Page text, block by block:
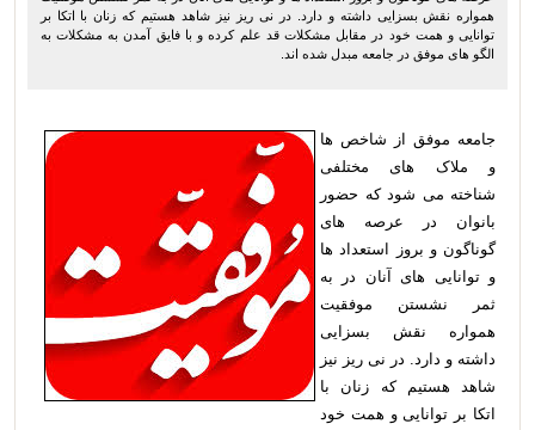
همواره نقش بسزایی داشته و دارد. در نی ریز نیز شاهد هستیم که زنان با اتکا بر
توانایی و همت خود در مقابل مشکلات قد علم کرده و با فایق آمدن به مشکلات به
الگو های موفق در جامعه مبدل شده اند.
جامعه موفق از شاخص ها
و ملاک های مختلفی
شناخته می شود که حضور
بانوان در عرصه های
گوناگون و بروز استعداد ها
و توانایی های آنان در به
ثمر نشستن موفقیت
همواره نقش بسزایی
داشته و دارد. در نی ریز نیز
شاهد هستیم که زنان با
اتکا بر توانایی و همت خود